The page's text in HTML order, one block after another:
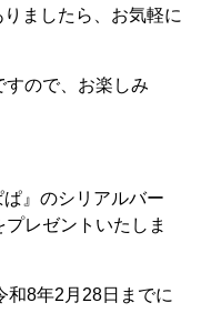
ましたら、お気軽に
すので、お楽しみ
』のシリアルバー
プレゼントいたしま
和8年2月28日までに